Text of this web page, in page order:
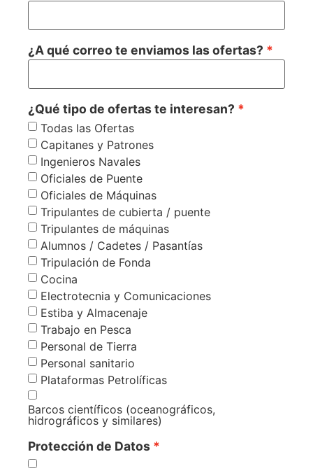
¿A qué correo te enviamos las ofertas?
¿Qué tipo de ofertas te interesan?
Todas las Ofertas
Capitanes y Patrones
Ingenieros Navales
Oficiales de Puente
Oficiales de Máquinas
Tripulantes de cubierta / puente
Tripulantes de máquinas
Alumnos / Cadetes / Pasantías
Tripulación de Fonda
Cocina
Electrotecnia y Comunicaciones
Estiba y Almacenaje
Trabajo en Pesca
Personal de Tierra
Personal sanitario
Plataformas Petrolíficas
Barcos científicos (oceanográficos,
hidrográficos y similares)
Protección de Datos